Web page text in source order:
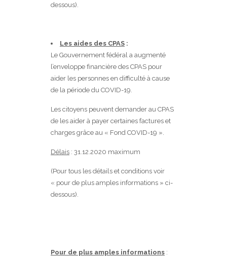
dessous).
Les aides des CPAS :
Le Gouvernement fédéral a augmenté
l’enveloppe financière des CPAS pour
aider les personnes en difficulté à cause
de la période du COVID-19.
Les citoyens peuvent demander au CPAS
de les aider à payer certaines factures et
charges grâce au « Fond COVID-19 ».
Délais : 31.12.2020 maximum
(Pour tous les détails et conditions voir
« pour de plus amples informations » ci-
dessous).
Pour de plus amples informations :